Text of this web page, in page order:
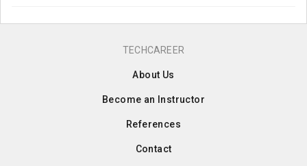
TECHCAREER
About Us
Become an Instructor
References
Contact